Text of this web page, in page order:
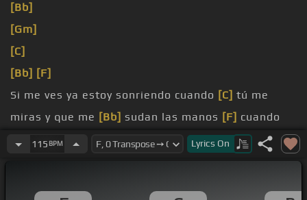
[Bb]
[Gm]
[C]
[Bb] [F]
Si me ves ya estoy sonriendo cuando [C] tú me
miras y que me [Bb] sudan las manos [F] cuando
estás
no sé si lo[C]
115 BPM Lyrics On